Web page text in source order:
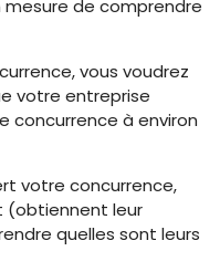
mesure de comprendre
vous voudrez
votre entreprise
concurrence à environ
votre concurrence,
(obtiennent leur
quelles sont leurs